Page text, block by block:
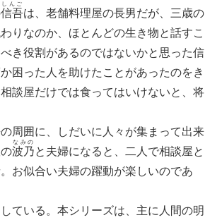
信吾
しんご
は、老舗料理屋の長男だが、三歳の
りなのか、ほとんどの生き物と話すこ
き役割があるのではないかと思った信
困った人を助けたことがあったのをき
談屋だけでは食ってはいけないと、将
周囲に、しだいに人々が集まって出来
波乃
なみの
と夫婦になると、二人で相談屋と
お似合い夫婦の躍動が楽しいのであ
ている。本シリーズは、主に人間の明